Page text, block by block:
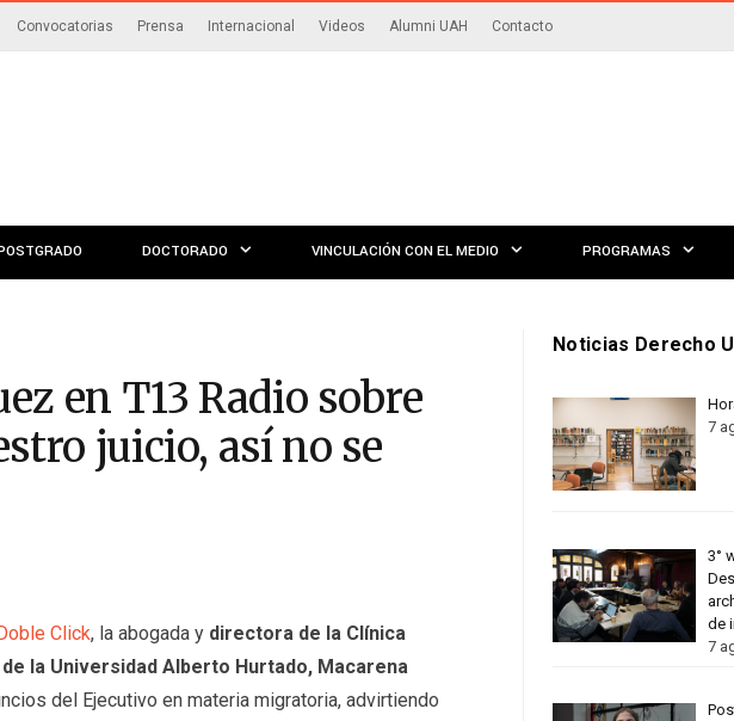
Convocatorias Prensa Internacional Videos Alumni UAH Contacto
DOCTORADO VINCULACIÓN CON EL MEDIO PROGRAMAS
en T13 Radio sobre
juicio, así no se
Click, la abogada y directora de la Clínica
la Universidad Alberto Hurtado, Macarena
del Ejecutivo en materia migratoria, advirtiendo
Noticias Derecho
7
3°
de
7